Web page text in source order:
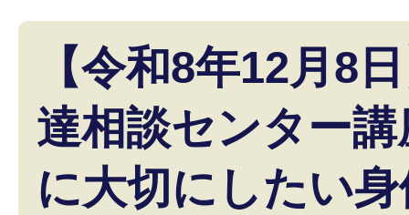
【令和8年12月8
達相談センター
に大切にしたい